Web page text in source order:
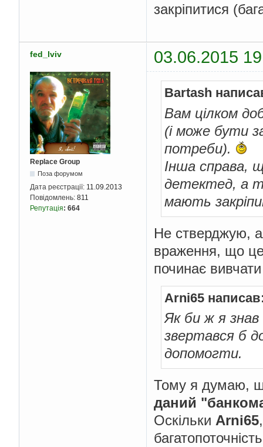
закріпитися
fed_lviv 03.06.2015
Replace Group
Поза форумом
Дата реєстрації: 11.09.2013
Повідомлень: 811
Репутація: 664
Bartash
Вам цілком
(і може бути
потреби).
Інша справа,
детектед, а
мають
Не стверджую,
враження, що
починає
Arni65
Як би ж я
звертався б
допомогти.
Тому я думаю,
даний
Оскільки Arni65